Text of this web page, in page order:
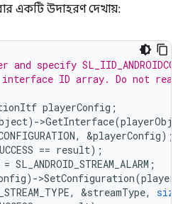
একটি উদাহরণ দেখায়:
specify
ID array. Do not
playerConfig ;
) ->GetInterface(
, &playerConfig);
== result);
= SL_ANDROID_STREAM_ALARM ;
) ->SetConfiguration(
, &streamType,